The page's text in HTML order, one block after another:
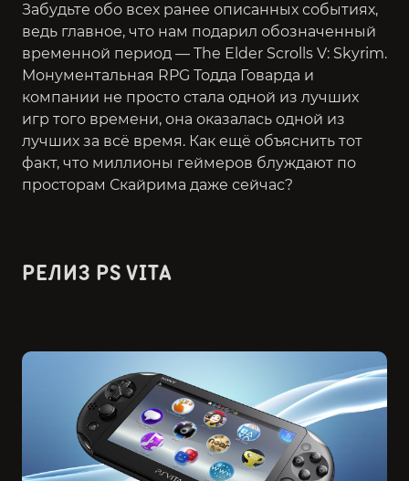
Забудьте обо всех ранее описанных событиях,
ведь главное, что нам подарил обозначенный
временной период — The Elder Scrolls V: Skyrim.
Монументальная RPG Тодда Говарда и
компании не просто стала одной из лучших
игр того времени, она оказалась одной из
лучших за всё время. Как ещё объяснить тот
факт, что миллионы геймеров блуждают по
просторам Скайрима даже сейчас?
РЕЛИЗ PS VITA